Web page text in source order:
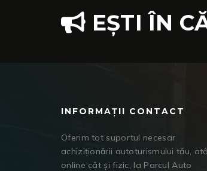
EȘTI ÎN
INFORMAȚII CONTACT
Oferim tot suportul necesar
achiziționării autoturismului tău,
online cât și fizic, la Parcul Auto